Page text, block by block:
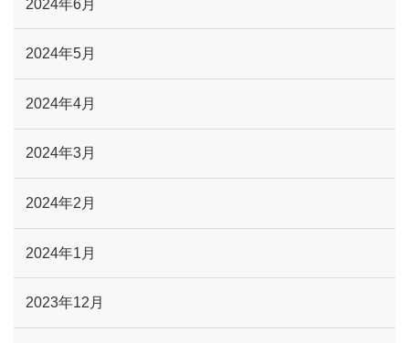
2024年6月
2024年5月
2024年4月
2024年3月
2024年2月
2024年1月
2023年12月